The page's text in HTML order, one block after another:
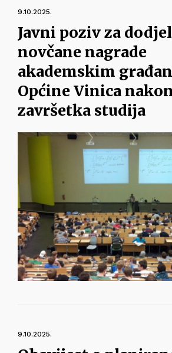
9.10.2025.
Javni poziv za
novčane nagrade
akademskim
Općine Vinica
završetka studija
9.10.2025.